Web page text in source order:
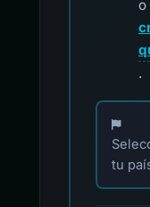
o
.
Elija su
tu